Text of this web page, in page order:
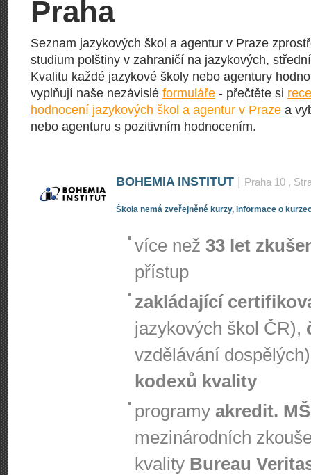
Praha
Seznam jazykových škol a agentur v Praze
studium polštiny v zahraničí na jazykových,
Kvalitu každé jazykové školy nebo agentury
vyplňují naše nezávislé formuláře - přečtěte si
hodnocení jazykových škol a agentur v Praze a
nebo agenturu s pozitivním hodnocením.
BOHEMIA INSTITUT Praha 10 ,
Škola nemá zveřejněné kurzy, informace o
více než 33 let
přístup
zakládající
jazykových škol ČR),
vzdělávání
kodexů kvality
programy akredit.
mezinárodních
kvality Bureau